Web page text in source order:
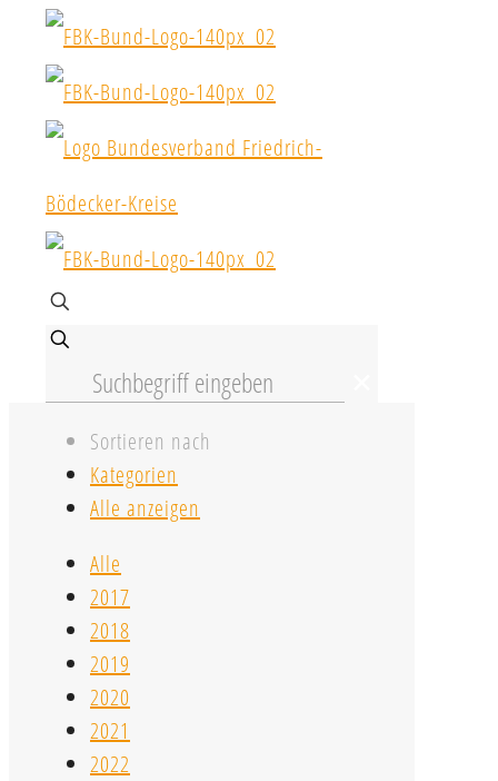
Sortieren nach
Kategorien
Alle anzeigen
Alle
2017
2018
2019
2020
2021
2022